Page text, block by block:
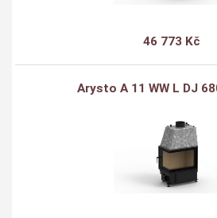
46 773 Kč
Arysto A 11 WW L DJ